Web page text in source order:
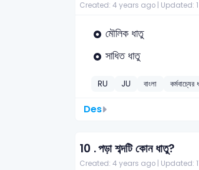
Created: 4 years ago | Updated:
মৌলিক ধাতু
সাধিত ধাতু
RU JU বাংলা কর্মবাচ্যের
Des
10 .পড়া শব্দটি কোন ধাতু?
Created: 4 years ago | Updated: